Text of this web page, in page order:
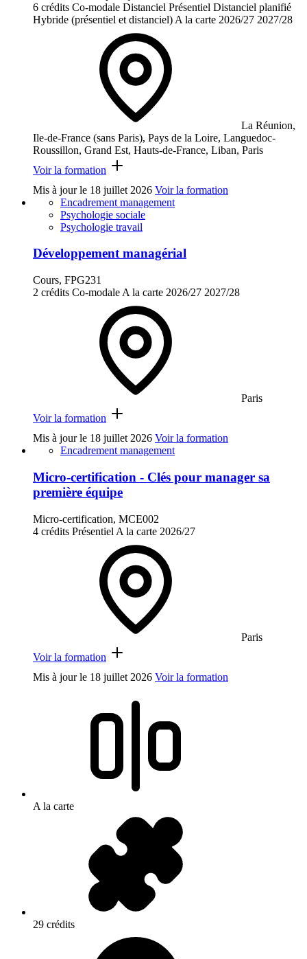
6 crédits Co-modale Distanciel Présentiel Distanciel planifié
Hybride (présentiel et distanciel) A la carte 2026/27 2027/28
La Réunion,
Ile-de-France (sans Paris), Pays de la Loire, Languedoc-
Roussillon, Grand Est, Hauts-de-France, Liban, Paris
Voir la formation
Mis à jour le 18 juillet 2026 Voir la formation
Encadrement management
Psychologie sociale
Psychologie travail
Développement managérial
Cours, FPG231
2 crédits Co-modale A la carte 2026/27 2027/28
Paris
Voir la formation
Mis à jour le 18 juillet 2026 Voir la formation
Encadrement management
Micro-certification - Clés pour manager sa
première équipe
Micro-certification, MCE002
4 crédits Présentiel A la carte 2026/27
Paris
Voir la formation
Mis à jour le 18 juillet 2026 Voir la formation
A la carte
29 crédits